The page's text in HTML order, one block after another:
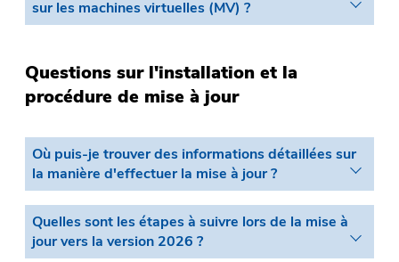
sur les machines virtuelles (MV) ?
Questions sur l'installation et la
procédure de mise à jour
Où puis-je trouver des informations détaillées sur
la manière d'effectuer la mise à jour ?
Quelles sont les étapes à suivre lors de la mise à
jour vers la version 2026 ?